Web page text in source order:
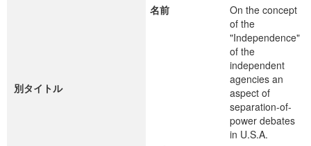
別タイトル
名前
On the concept
of the
"Independence"
of the
independent
agencies an
aspect of
separation-of-
power debates
in U.S.A.